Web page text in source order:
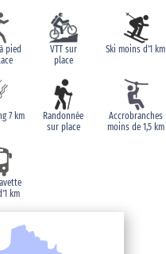
pied
VTT sur
place
Ski moins d'1 km
7 km
Randonnée
sur place
Accrobranches
moins de 1,5 km
km